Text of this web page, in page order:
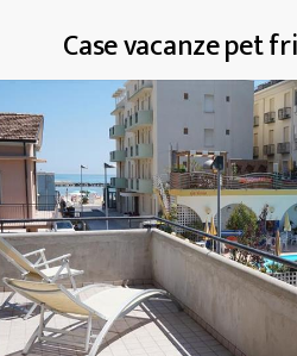
Case vacanze pet